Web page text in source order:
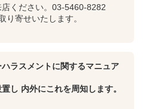
ください。03-5460-8282
り寄せいたします。
ラスメントに関するマニュア
し 内外にこれを周知します。